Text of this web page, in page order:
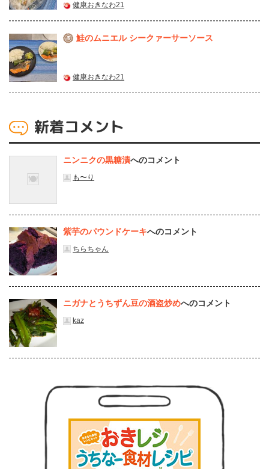
健康おきなわ21
3 鮭のムニエル シークァーサーソース
健康おきなわ21
新着コメント
ニンニクの黒糖漬へのコメント
も〜り
紫芋のパウンドケーキへのコメント
ちらちゃん
ニガナとうちずん豆の酒盗炒めへのコメント
kaz